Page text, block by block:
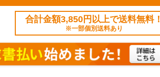
合計金額3,850円以上で送料無料！
※一部個別送料あり